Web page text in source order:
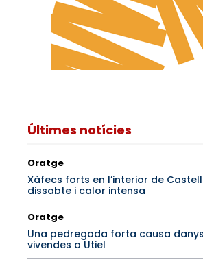
Últimes notícies
Oratge
Xàfecs forts en l’interior de
dissabte i calor intensa
Oratge
Una pedregada forta causa
vivendes a Utiel